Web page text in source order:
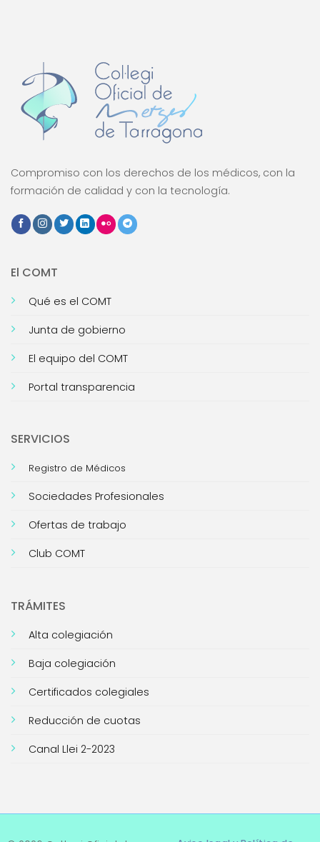
Compromiso con los derechos de los médicos, con la
formación de calidad y con la tecnología.
El COMT
Qué es el COMT
Junta de gobierno
El equipo del COMT
Portal transparencia
SERVICIOS
Registro de Médicos
Sociedades Profesionales
Ofertas de trabajo
Club COMT
TRÁMITES
Alta colegiación
Baja colegiación
Certificados colegiales
Reducción de cuotas
Canal Llei 2-2023